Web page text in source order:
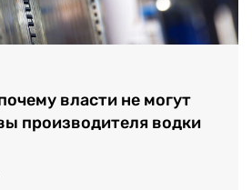
власти не могут
производителя водки